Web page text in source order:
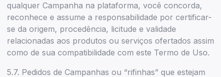
qualquer Campanha na plataforma, você concorda,
reconhece e assume a responsabilidade por certificar-
se da origem, procedência, licitude e validade
relacionadas aos produtos ou serviços ofertados assim
como de sua compatibilidade com este Termo de Uso.
5.7. Pedidos de Campanhas ou “rifinhas” que estejam